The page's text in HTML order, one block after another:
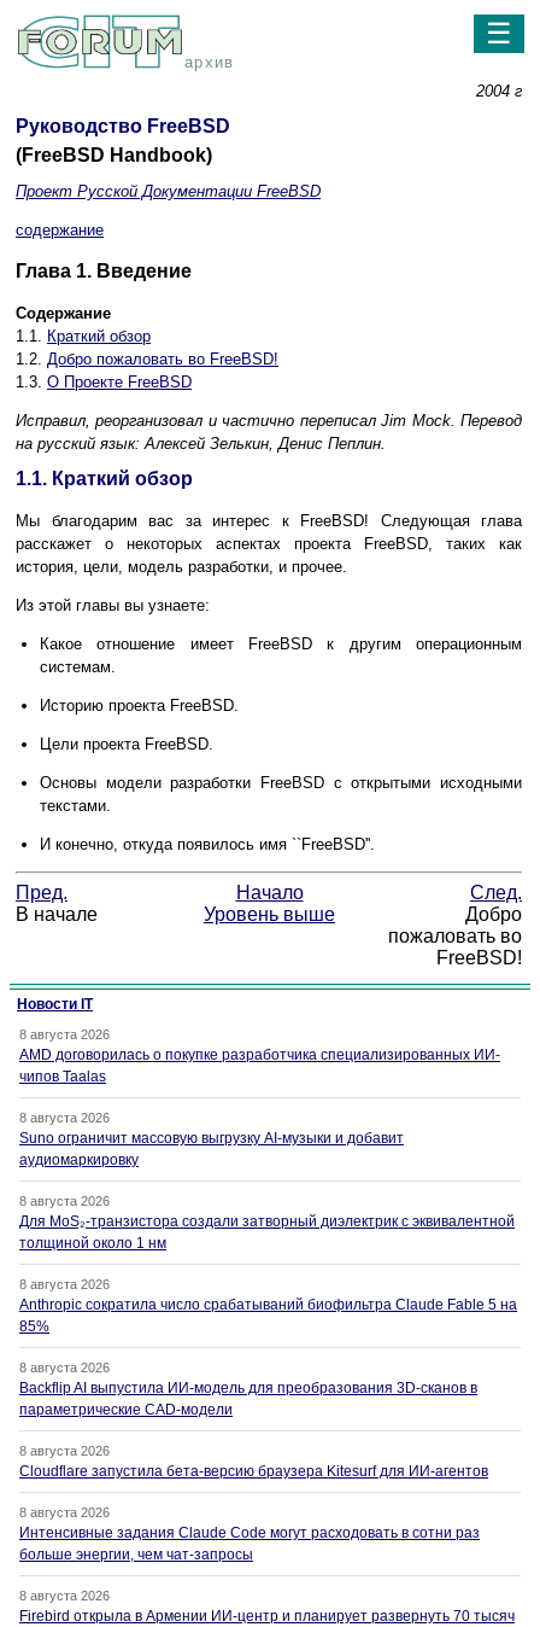
архив
☰
2004 г
Руководство FreeBSD
(FreeBSD Handbook)
Проект Русской Документации FreeBSD
содержание
Глава 1. Введение
Содержание
1.1. Краткий обзор
1.2. Добро пожаловать во FreeBSD!
1.3. О Проекте FreeBSD
Исправил, реорганизовал и частично переписалJim Mock. Перевод
на русский язык: Алексей Зелькин, Денис Пеплин.
1.1. Краткий обзор
Мы благодарим вас за интерес к FreeBSD! Следующая глава
расскажет о некоторых аспектах проекта FreeBSD, таких как
история, цели, модель разработки, и прочее.
Из этой главы вы узнаете:
Какое отношение имеет FreeBSD к другим операционным
системам.
Историю проекта FreeBSD.
Цели проекта FreeBSD.
Основы модели разработки FreeBSD с открытыми исходными
текстами.
И конечно, откуда появилось имя ``FreeBSD''.
Пред. Начало
След.
В начале
Уровень выше
Добро
пожаловать во
FreeBSD!
Новости IT
8 августа 2026
AMD договорилась о покупке разработчика специализированных ИИ-
чипов Taalas
8 августа 2026
Suno ограничит массовую выгрузку AI-музыки и добавит
аудиомаркировку
8 августа 2026
Для MoS₂-транзистора создали затворный диэлектрик с эквивалентной
толщиной около 1 нм
8 августа 2026
Anthropic сократила число срабатываний биофильтра Claude Fable 5 на
85%
8 августа 2026
Backflip AI выпустила ИИ-модель для преобразования 3D-сканов в
параметрические CAD-модели
8 августа 2026
Cloudflare запустила бета-версию браузера Kitesurf для ИИ-агентов
8 августа 2026
Интенсивные задания Claude Code могут расходовать в сотни раз
больше энергии, чем чат-запросы
8 августа 2026
Firebird открыла в Армении ИИ-центр и планирует развернуть 70 тысяч